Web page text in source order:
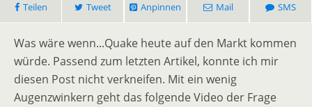
Teilen Tweet Anpinnen Mail SMS
Was wäre wenn...Quake heute auf den Markt kommen
würde. Passend zum letzten Artikel, konnte ich mir
diesen Post nicht verkneifen. Mit ein wenig
Augenzwinkern geht das folgende Video der Frage